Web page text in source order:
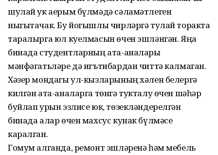
шулай ук аерым бүлмәдә сәламәтлеген
ныгытачак. Бу йогышлы чирләргә тулай торакта
таралырга юл куелмасын өчен эшләнгән. Яңа
бинада студентларның ата-аналары
мәнфәгатьләре дә игътибардан читтә калмаган.
Хәзер мондагы ул-кызларының хәлен белергә
килгән ата-аналарга төнгә тукталу өчен шәһәр
буйлап урын эзлисе юк, төзекләндерелгән
бинада алар өчен махсус кунак бүлмәсе
каралган.
Гомум алганда, ремонт эшләренә һәм мебель